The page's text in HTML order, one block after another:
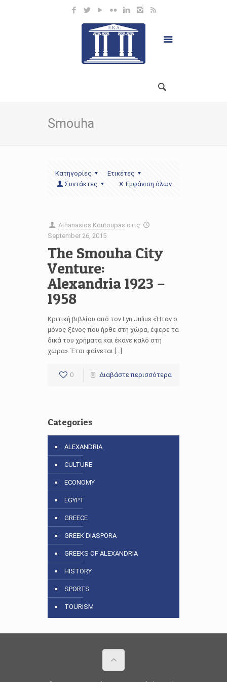
Smouha
Κατηγορίες
Ετικέτες
Συντάκτες
Εμφάνιση όλων
Athanasios Koutoupas στις
September 26, 2015
The Smouha City
Venture:
Alexandria 1923 –
1958
Κριτική βιβλίου από τον Lyn Julius «Ήταν ο
μόνος ξένος που ήρθε στη χώρα, έφερε τα
δικά του χρήματα και έκανε καλό στη
χώρα». Έτσι φαίνεται […]
0 Διαβάστε περισσότερα
Categories
ALEXANDRIA
CULTURE
ECONOMY
EGYPT
GREECE
GREEK DIASPORA
GREEKS OF ALEXANDRIA
HISTORY
SPORTS
TOURISM